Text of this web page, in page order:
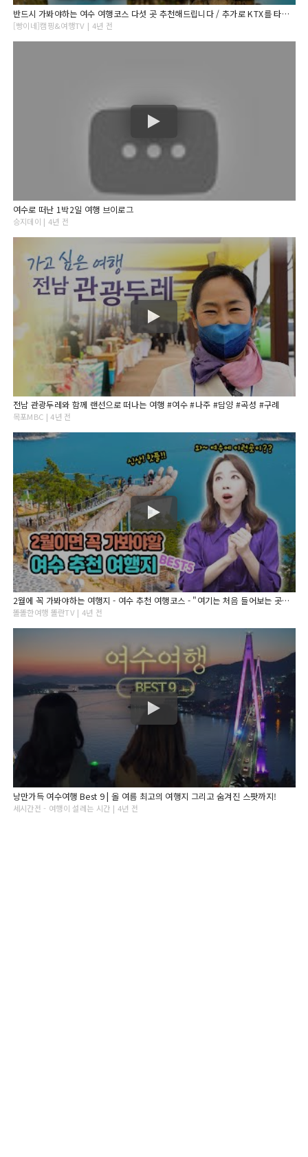
반드시 가봐야하는 여수 여행코스 다섯 곳 추천해드립니다 / 추가로 KTX를 타면 택시를 공짜로 타는법도 알려드려요.
[빵이네]캠핑&여행TV | 4년 전
여수로 떠난 1박2일 여행 브이로그
승지데이 | 4년 전
전남 관광두레와 함께 랜선으로 떠나는 여행 #여수 #나주 #담양 #곡성 #구례
목포MBC | 4년 전
2월에 꼭 가봐야하는 여행지 - 여수 추천 여행코스 - "여기는 처음 들어보는 곳인데??"
똘똘한여행 똘란TV | 4년 전
낭만가득 여수여행 Best 9 | 올 여름 최고의 여행지 그리고 숨겨진 스팟까지!
세시간전 - 여행이 설레는 시간 | 4년 전